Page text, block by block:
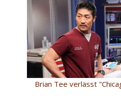
Brian Tee verlässt